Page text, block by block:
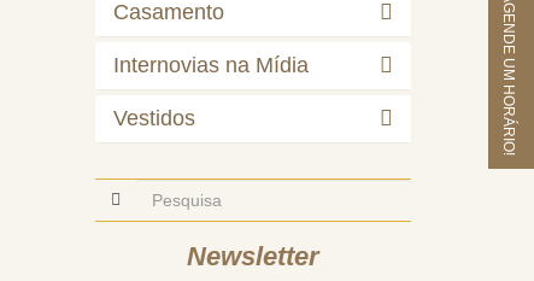
Casamento
Internovias na Mídia
Vestidos
Newsletter
AGENDE UM HORÁRIO!